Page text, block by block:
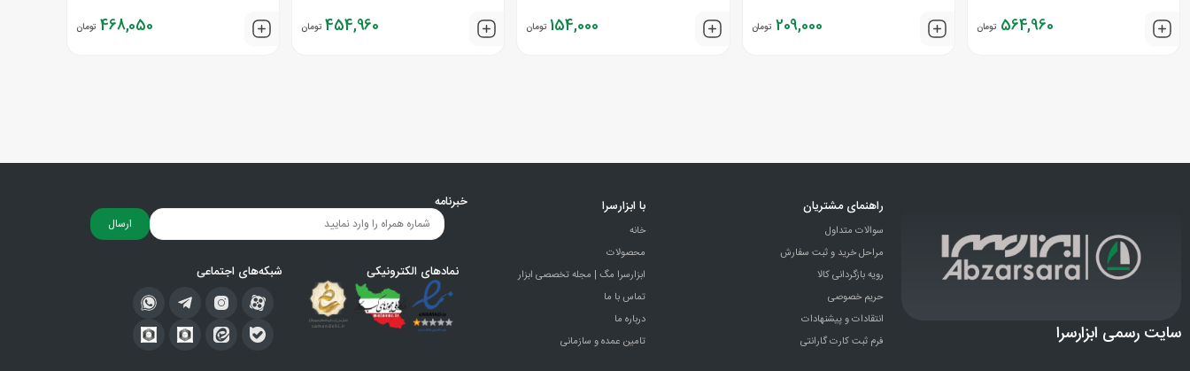
564,960 تومان 209,000 تومان 154,000 تومان 454,960 تومان 468,050 تومان
سایت رسمی ابزارسرا
راهنمای مشتریان
سوالات متداول
مراحل خرید و ثبت سفارش
رویه بازگردانی کالا
حریم خصوصی
انتقادات و پيشنهادات
فرم ثبت کارت گارانتی
با ابزارسرا
خانه
محصولات
ابزارسرا مگ | مجله تخصصی ابزار
تماس با ما
درباره ما
تامین عمده و سازمانی
خبرنامه
ارسال
نمادهای الکترونیکی شبکه‌های اجتماعی